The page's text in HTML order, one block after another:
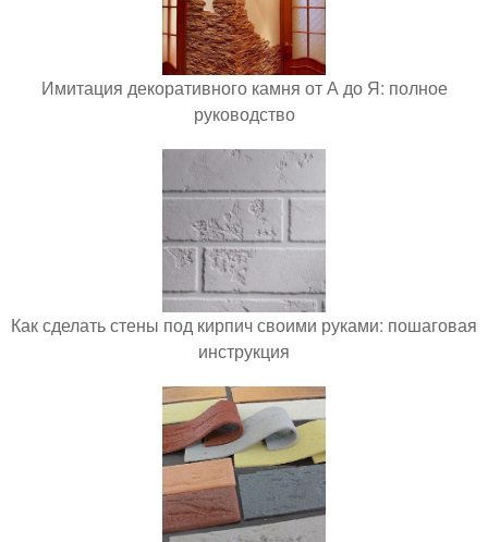
Имитация декоративного камня от А до Я: полное
руководство
Как сделать стены под кирпич своими руками: пошаговая
инструкция